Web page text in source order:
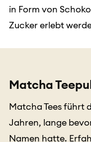
in Form von
Zucker erlebt
Matcha
Matcha Tees führt
Jahren, lange
Namen hatte.